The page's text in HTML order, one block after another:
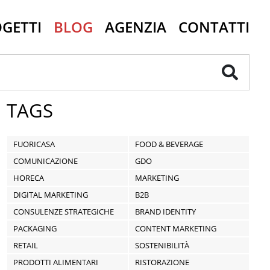
BLOG AGENZIA CONTATTI
TAGS
FUORICASA
FOOD & BEVERAGE
COMUNICAZIONE
GDO
HORECA
MARKETING
DIGITAL MARKETING
B2B
CONSULENZE STRATEGICHE
BRAND IDENTITY
PACKAGING
CONTENT MARKETING
RETAIL
SOSTENIBILITÀ
PRODOTTI ALIMENTARI
RISTORAZIONE